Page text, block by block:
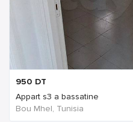
950 DT
Appart s3 a bassatine
Bou Mhel, Tunisia